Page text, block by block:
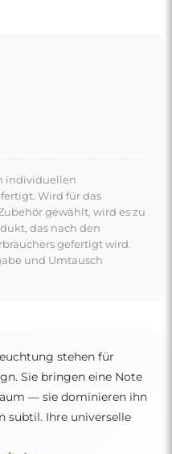
Ihre universelle
den
dekorative Elemente,
und ihm zugleich"
und sicherer
von Ihnen bestellte
ankommt, und das